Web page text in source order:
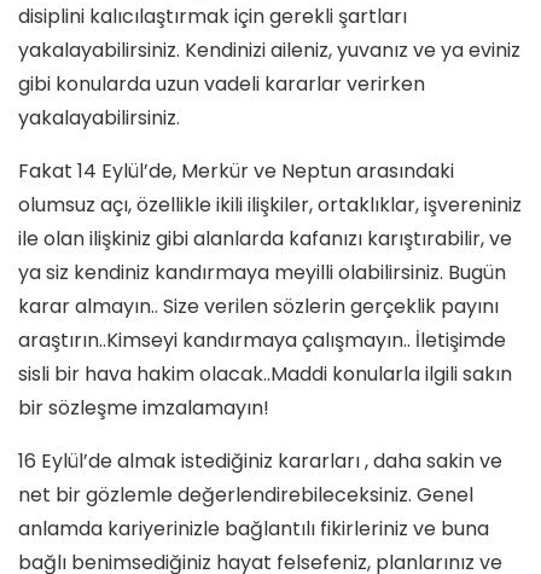
disiplini kalıcılaştırmak için gerekli şartları
yakalayabilirsiniz. Kendinizi aileniz, yuvanız ve ya eviniz
gibi konularda uzun vadeli kararlar verirken
yakalayabilirsiniz.
Fakat 14 Eylül’de, Merkür ve Neptun arasındaki
olumsuz açı, özellikle ikili ilişkiler, ortaklıklar, işvereniniz
ile olan ilişkiniz gibi alanlarda kafanızı karıştırabilir, ve
ya siz kendiniz kandırmaya meyilli olabilirsiniz. Bugün
karar almayın.. Size verilen sözlerin gerçeklik payını
araştırın..Kimseyi kandırmaya çalışmayın.. İletişimde
sisli bir hava hakim olacak..Maddi konularla ilgili sakın
bir sözleşme imzalamayın!
16 Eylül’de almak istediğiniz kararları , daha sakin ve
net bir gözlemle değerlendirebileceksiniz. Genel
anlamda kariyerinizle bağlantılı fikirleriniz ve buna
bağlı benimsediğiniz hayat felsefeniz, planlarınız ve